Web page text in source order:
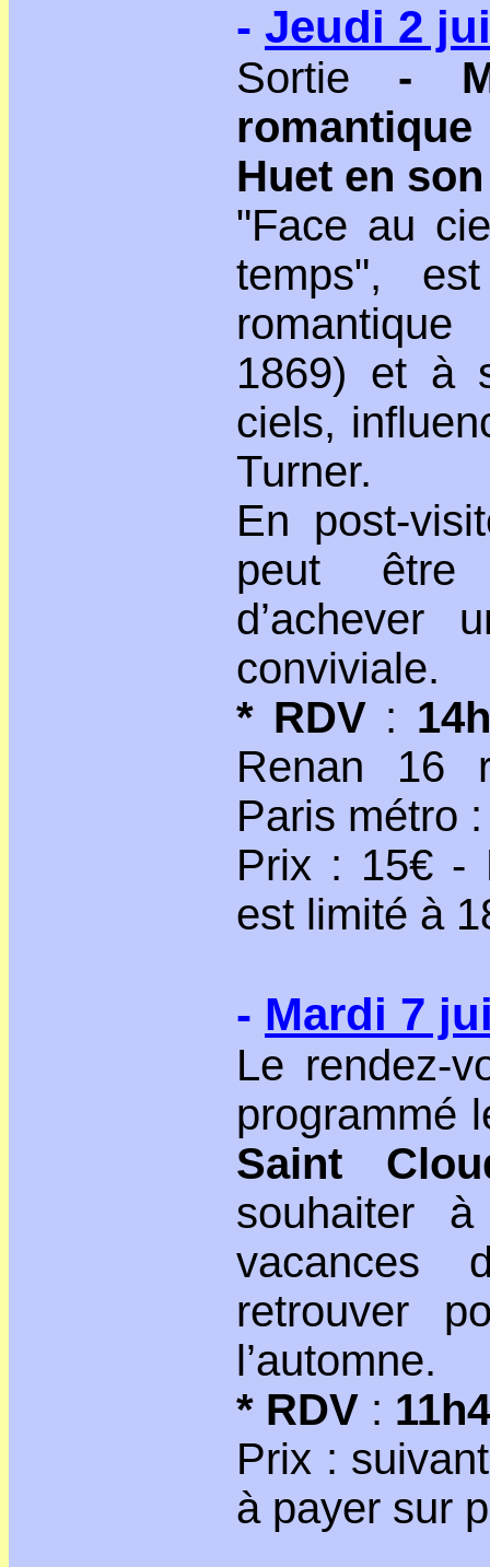
- Jeudi 2
Sortie -
Huet en
"Face au
temps",
1869) et à
ciels,
Turner.
En post-
peut
d’achever
conviviale.
* RDV:
Renan 16
Paris métro
Prix : 15€ -
est limité à
- Mardi 7
Le rendez-
programmé
Saint
souhaiter
vacances
retrouver
l’automne.
* RDV :
Prix :
à payer sur